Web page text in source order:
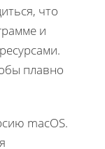
что
и
плавно
macOS.